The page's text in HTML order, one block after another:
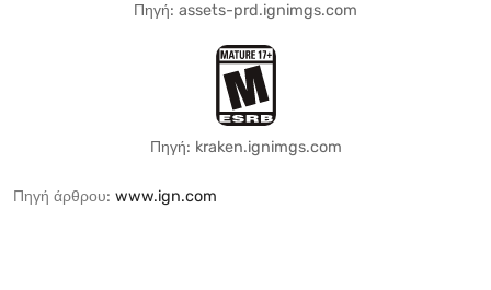
Πηγή: assets-prd.ignimgs.com
Πηγή: kraken.ignimgs.com
Πηγή άρθρου: www.ign.com